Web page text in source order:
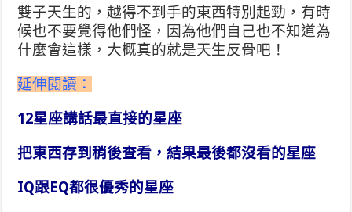
雙子天生的，越得不到手的東西特別起勁，有時
候也不要覺得他們怪， 因為他們自己也不知道為
什麼會這樣，大概真的就是天生反骨吧！
延伸閱讀：
12星座講話最直接的星座
把東西存到稍後查看，結果最後都沒看的星座
IQ跟EQ都很優秀的星座